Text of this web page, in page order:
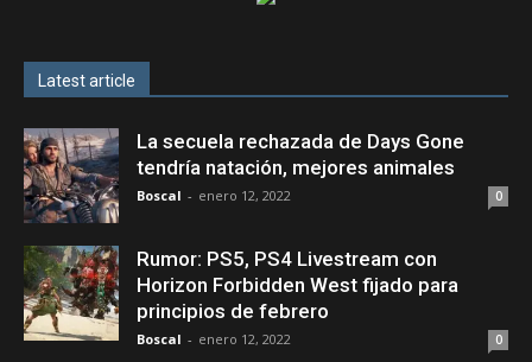
Latest article
La secuela rechazada de Days Gone
tendría natación, mejores animales
Boscal - enero 12, 2022 0
Rumor: PS5, PS4 Livestream con
Horizon Forbidden West fijado para
principios de febrero
Boscal - enero 12, 2022 0